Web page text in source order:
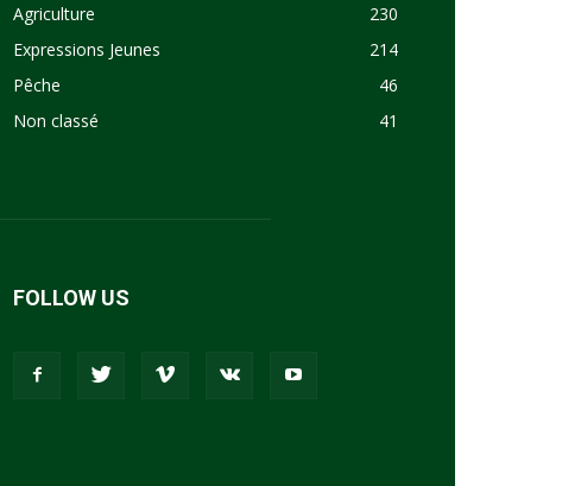
Agriculture
230
Expressions Jeunes
214
Pêche
46
Non classé
41
FOLLOW US